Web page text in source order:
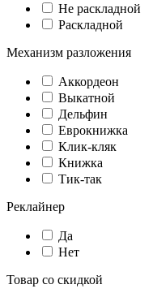
Не раскладной
Раскладной
Механизм разложения
Аккордеон
Выкатной
Дельфин
Еврокнижка
Клик-кляк
Книжка
Тик-так
Реклайнер
Да
Нет
Товар со скидкой